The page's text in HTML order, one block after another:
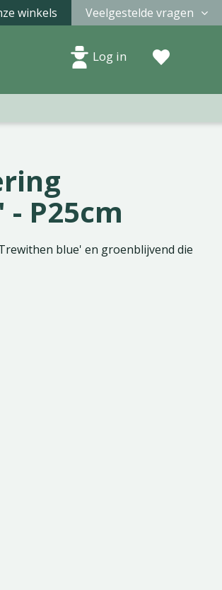
winkels Veelgestelde vragen
Log in
P25cm
blue' en groenblijvend die